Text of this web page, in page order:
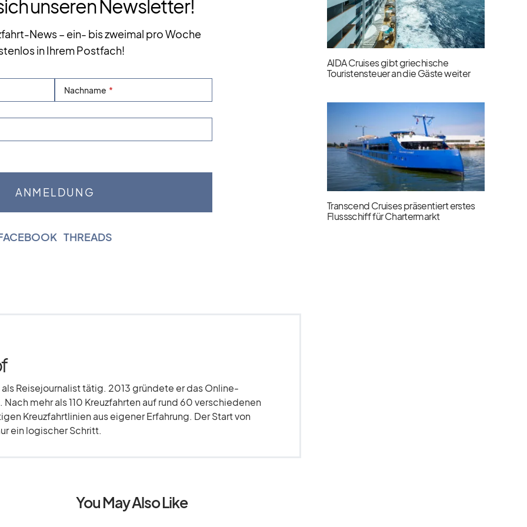
unseren Newsletter!
News – ein- bis zweimal pro Woche
in Ihrem Postfach!
Nachname
|THREADS
Reisejournalist tätig. 2013 gründete er das Online-
mehr als 110 Kreuzfahrten auf rund 60 verschiedenen
Kreuzfahrtlinien aus eigener Erfahrung. Der Start von
ein logischer Schritt.
AIDA Cruises gibt griechische
Touristensteuer an die Gäste weiter
Transcend Cruises präsentiert erstes
Flussschiff für Chartermarkt
You May Also Like